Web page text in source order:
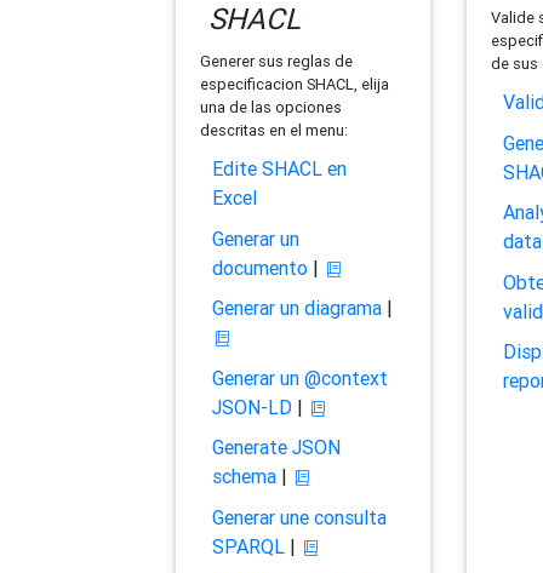
SHACL
Generer sus reglas de
especificacion SHACL, elija
una de las opciones
descritas en el menu:
Edite SHACL en
Excel
Generar un
documento|
Generar un diagrama|
Generar un @context
JSON-LD|
Generate JSON
schema|
Generar une consulta
SPARQL|
Valide
de sus